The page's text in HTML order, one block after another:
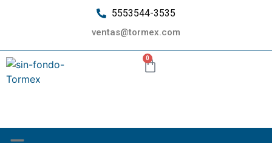
5553544-3535
ventas@tormex.com
0